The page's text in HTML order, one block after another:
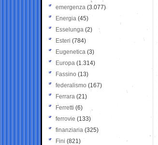
emergenza (3.077)
Energia (45)
Esselunga (2)
Esteri (784)
Eugenetica (3)
Europa (1.314)
Fassino (13)
federalismo (167)
Ferrara (21)
Ferretti (6)
ferrovie (133)
finanziaria (325)
Fini (821)